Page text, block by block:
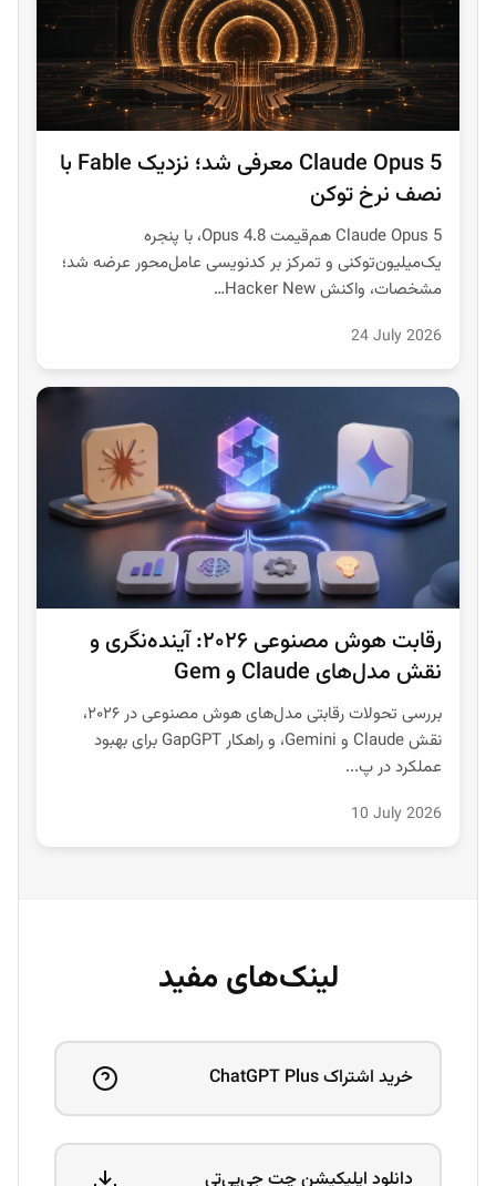
Claude Opus 5 معرفی شد؛ نزدیک Fable با
نصف نرخ توکن
Claude Opus 5 هم‌قیمت Opus 4.8، با پنجره
یک‌میلیون‌توکنی و تمرکز بر کدنویسی عامل‌محور عرضه شد؛
مشخصات، واکنش Hacker New…
24 July 2026
رقابت هوش مصنوعی ۲۰۲۶: آینده‌نگری و
نقش مدل‌های Claude و Gem
بررسی تحولات رقابتی مدل‌های هوش مصنوعی در ۲۰۲۶،
نقش Claude و Gemini، و راهکار GapGPT برای بهبود
عملکرد در پ...
10 July 2026
لینک‌های مفید
خرید اشتراک ChatGPT Plus
دانلود اپلیکیشن چت جی‌پی‌تی